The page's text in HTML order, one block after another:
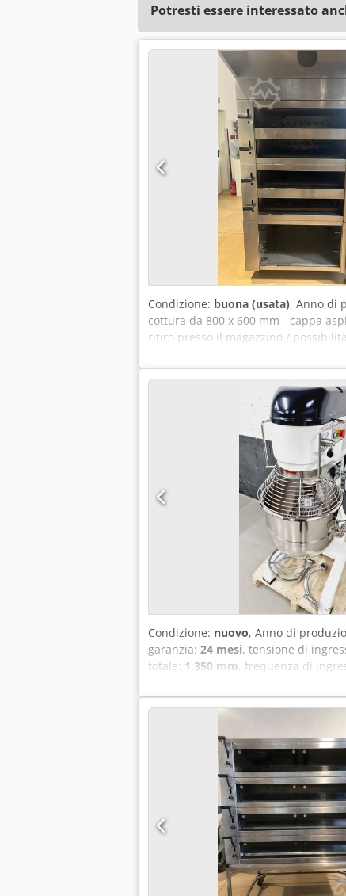
Potresti essere interessato
Condizione: buona (usata), Anno di
cottura da 800 x 600 mm - cappa
ritiro presso il magazzino /
Condizione: nuovo, Anno di
garanzia: 24 mesi, tensione di
totale: 1.350 mm, frequenza di
Impastatrice planetaria +++
manuale Cambio a 3 marce ad alte
protezione per la vasca /
Collegamento: 400V, spina 16A-
consegna Ulteriore vasca Frusta,
leasing & noleggio Qualità e prezzo